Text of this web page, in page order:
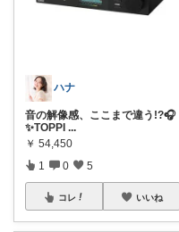
ハナ
音の解像感、ここまで違う!?🎧
✨TOPPI ...
￥ 54,450
1 0 5
コレ いいね